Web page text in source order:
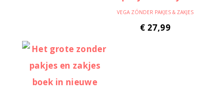
VEGA ZÓNDER PAKJES & ZAKJES
€ 27,99